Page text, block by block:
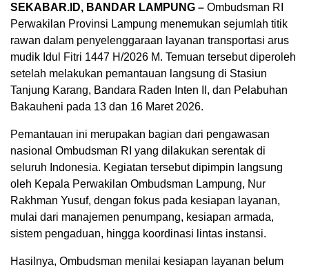
SEKABAR.ID, BANDAR LAMPUNG – Ombudsman RI
Perwakilan Provinsi Lampung menemukan sejumlah titik
rawan dalam penyelenggaraan layanan transportasi arus
mudik Idul Fitri 1447 H/2026 M. Temuan tersebut diperoleh
setelah melakukan pemantauan langsung di Stasiun
Tanjung Karang, Bandara Raden Inten II, dan Pelabuhan
Bakauheni pada 13 dan 16 Maret 2026.
Pemantauan ini merupakan bagian dari pengawasan
nasional Ombudsman RI yang dilakukan serentak di
seluruh Indonesia. Kegiatan tersebut dipimpin langsung
oleh Kepala Perwakilan Ombudsman Lampung, Nur
Rakhman Yusuf, dengan fokus pada kesiapan layanan,
mulai dari manajemen penumpang, kesiapan armada,
sistem pengaduan, hingga koordinasi lintas instansi.
Hasilnya, Ombudsman menilai kesiapan layanan belum